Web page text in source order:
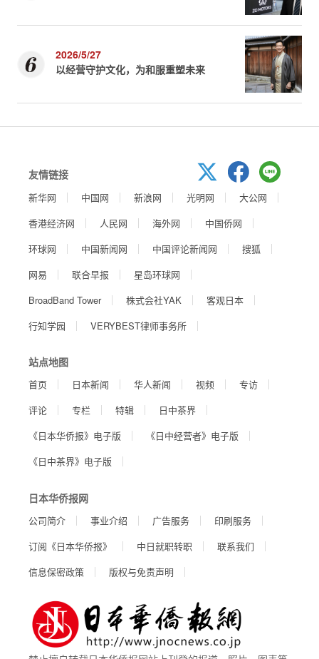
2026/5/27
以经营守护文化，为和服重塑未来
友情链接
新华网 中国网 新浪网 光明网
大公网
香港经济网
人民网 海外网
中国侨网
环球网
中国新闻网 中国评论新闻网
搜狐
网易
联合早报
星岛环球网
BroadBand Tower
株式会社YAK
客观日本
行知学园
VERYBEST律师事务所
站点地图
首页 日本新闻 华人新闻 视频
专访
评论
专栏 特辑
日中茶界
《日本华侨报》电子版
《日中经营者》电子版
《日中茶界》电子版
日本华侨报网
公司简介 事业介绍 广告服务
印刷服务
订阅《日本华侨报》
中日就职转职
联系我们
信息保密政策
版权与免责声明